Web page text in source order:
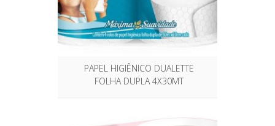
PAPEL HIGIÊNICO DUALETTE
FOLHA DUPLA 4X30MT